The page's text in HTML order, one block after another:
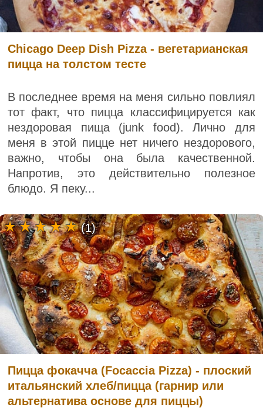
Chicago Deep Dish Pizza - вегетарианская
пицца на толстом тесте
В последнее время на меня сильно повлиял
тот факт, что пицца классифицируется как
нездоровая пища (junk food). Лично для
меня в этой пицце нет ничего нездорового,
важно, чтобы она была качественной.
Напротив, это действительно полезное
блюдо. Я пеку...
Пицца фокачча (Focaccia Pizza) - плоский
итальянский хлеб/пицца (гарнир или
альтернатива основе для пиццы)
(1)